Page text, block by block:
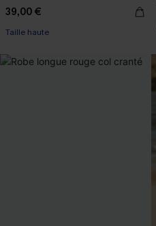
39,00 €
Taille haute